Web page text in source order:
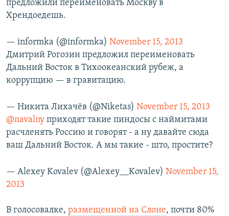
предложили переименовать Москву в
Хрендоедешь.
— informka (@informka) November 15, 2013
Дмитрий Рогозин предложил переименовать
Дальний Восток в Тихоокеанский рубеж, а
коррупцию — в гравитацию.
— Никита Лихачёв (@Niketas) November 15, 2013
@navalny приходят такие пиндосы с наймитами
расчленять Россию и говорят - а ну давайте сюда
ваш Дальний Восток. А мы такие - што, простите?
— Alexey Kovalev (@Alexey__Kovalev) November 15,
2013
В голосовалке, размещенной на Слоне, почти 80%